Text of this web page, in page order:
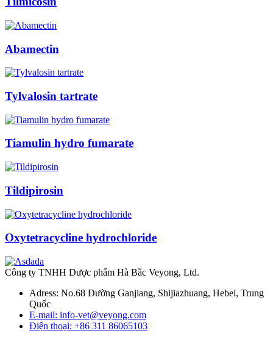
Abamectin
Tylvalosin tartrate
Tiamulin hydro fumarate
Tildipirosin
Oxytetracycline hydrochloride
Công ty TNHH Dược phẩm Hà Bắc Veyong, Ltd.
Adress: No.68 Đường Ganjiang, Shijiazhuang, Hebei, Trung
Quốc
E-mail: info-vet@veyong.com
Điện thoại: +86 311 86065103